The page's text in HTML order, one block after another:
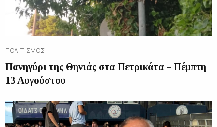
ΠΟΛΙΤΙΣΜΌΣ
Πανηγύρι της Θηνιάς στα Πετρικάτα – Πέμπτη
13 Αυγούστου